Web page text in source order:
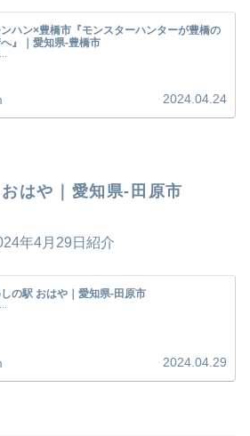
ハン×豊橋市『モンスターハンターが豊橋の
』｜愛知県-豊橋市
2024.04.24
はや｜愛知県-田原市
年4月29日紹介
の駅 おはや｜愛知県-田原市
2024.04.29